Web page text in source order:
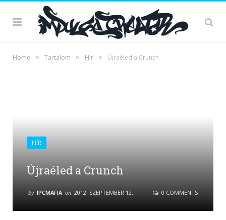
Home » Tartalom » Hír » Újraéled a Crunch
HÍR
Újraéled a Crunch
by IPCMAFIA on 2012. SZEPTEMBER 12. 0 COMMENTS